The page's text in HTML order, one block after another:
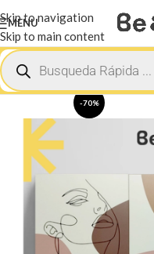
Skip to navigation
Skip to main content
MENU
Inicio Outlet Beandbee
-70%